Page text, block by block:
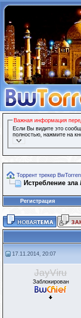
Важная информация
Если Вы видите это
полностью, нажмите на
Торрент трекер
Истребление
Регистрация
17.11.2014, 20:07
JayViru
Заблокирован